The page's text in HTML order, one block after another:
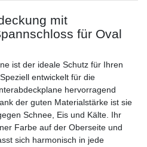
mit
für Oval
ist der ideale Schutz für Ihren
entwickelt für die
hervorragend
der guten Materialstärke ist sie
Schnee, Eis und Kälte. Ihr
Farbe auf der Oberseite und
sich harmonisch in jede